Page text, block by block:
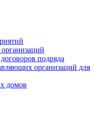
подряда
организаций для
домов